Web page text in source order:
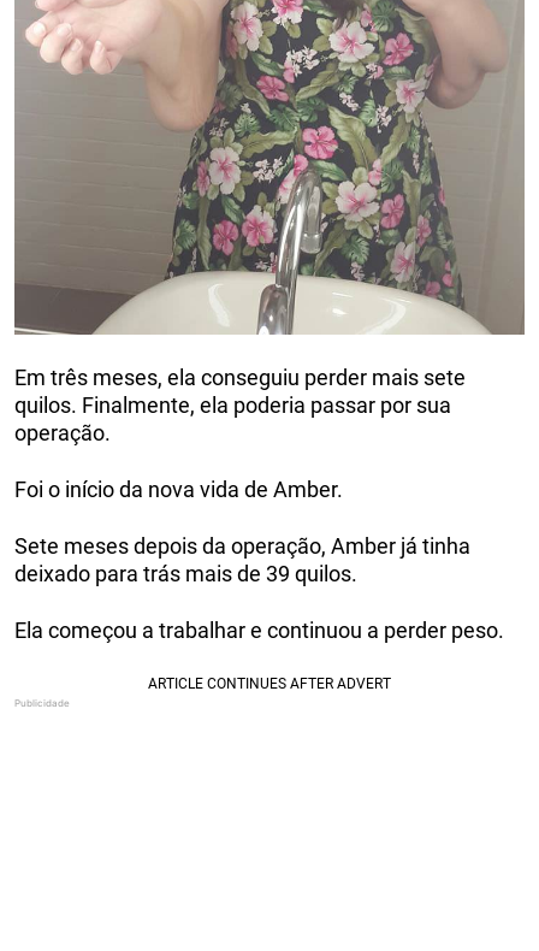
Em três meses, ela conseguiu perder mais sete
quilos. Finalmente, ela poderia passar por sua
operação.
Foi o início da nova vida de Amber.
Sete meses depois da operação, Amber já tinha
deixado para trás mais de 39 quilos.
Ela começou a trabalhar e continuou a perder peso.